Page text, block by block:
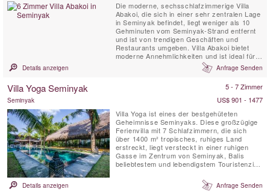
Die moderne, sechsschlafzimmerige Villa
Abakoi, die sich in einer sehr zentralen Lage
in Seminyak befindet, liegt weniger als 10
Gehminuten vom Seminyak-Strand entfernt
und ist von trendigen Geschäften und
Restaurants umgeben. Villa Abakoi bietet
moderne Annehmlichkeiten und ist ideal für
Familien oder Freunde, die einen
gemeinsamen Urlaub genießen möchten. Zu
Frühstück, kostenloses WLAN, klimatisierte
Details anzeigen Anfrage Senden
Villa Yoga Seminyak 5 - 7 Zimmer
Seminyak
US$ 901 - 1477
Villa Yoga ist eines der bestgehüteten
Geheimnisse Seminyaks. Diese großzügige
Ferienvilla mit 7 Schlafzimmern, die sich
über 1400 m² tropisches, ruhiges Land
erstreckt, liegt versteckt in einer ruhigen
Gasse im Zentrum von Seminyak, Balis
beliebtestem und lebendigstem Touristenziel.
bereits verrät, ein Traum für Yogis und
Yoginis ist, die eine Yoga-Retreat auf der
Details anzeigen Anfrage Senden